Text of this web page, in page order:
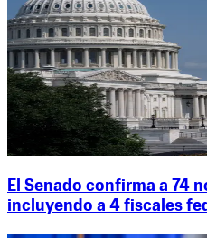
El Senado confirma a 74
incluyendo a 4 fiscales